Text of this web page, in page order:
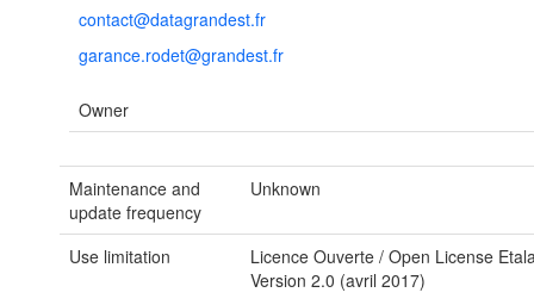
contact@datagrandest.fr
garance.rodet@grandest.fr
Owner
Maintenance and
update frequency
Unknown
Use limitation
Licence Ouverte / Open License
Version 2.0 (avril 2017)